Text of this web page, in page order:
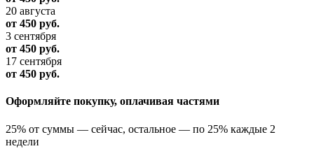
20 августа
от 450 руб.
3 сентября
от 450 руб.
17 сентября
от 450 руб.
Оформляйте покупку, оплачивая частями
25% от суммы — сейчас, остальное — по 25% каждые 2
недели